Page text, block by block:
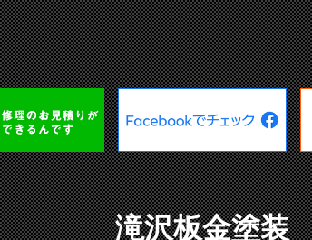
滝沢板金塗装